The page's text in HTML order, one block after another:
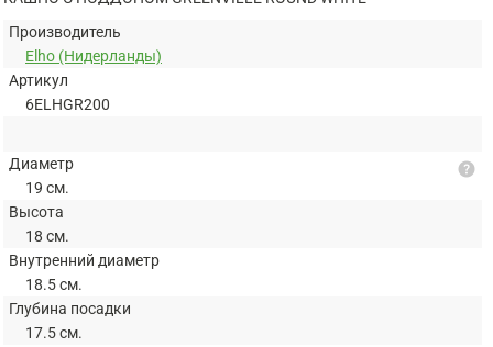
Производитель
Elho (Нидерланды)
Артикул
6ELHGR200
Диаметр
19 см.
Высота
18 см.
Внутренний диаметр
18.5 см.
Глубина посадки
17.5 см.
help